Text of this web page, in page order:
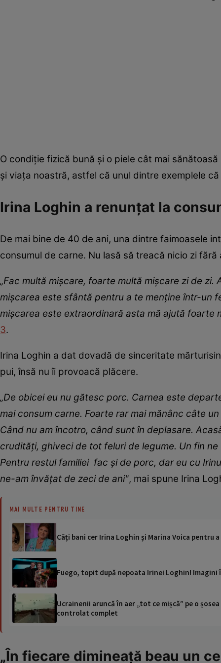
O condiție fizică bună și o piele cât mai
și viața noastră, astfel că unul dintre exemplele
Irina Loghin a renunțat la
De mai bine de 40 de ani, una dintre faimoasele
consumul de carne. Nu lasă să treacă nicio zi
„Fac multă mişcare, foarte multă mişcare zi de
mişcarea este sfântă pentru a te menţine într-un
mişcarea este extraordinară asta mă ajută foarte
3.
Irina Loghin a dat dovadă de sinceritate
pui, însă nu îi provoacă plăcere.
„De obicei eu nu gătesc porc. Carnea este
mai consum carne. Foarte rar mai mănânc câte
Când nu am încotro, când sunt în deplasare.
crudități, ghiveci de tot feluri de legume. Un fin
Pentru restul familiei fac și de porc, dar eu cu
ne-am învățat de zeci de ani", mai spune Irina
MAI MULTE PENTRU TINE
Câți bani cer Irina Loghin și Marina Voica pentru
Fuego, topit după nepoata Irinei Loghin!
Ucrainenii aruncă în aer „tot ce mișcă” pe o
controlat complet
„În fiecare dimineață beau un